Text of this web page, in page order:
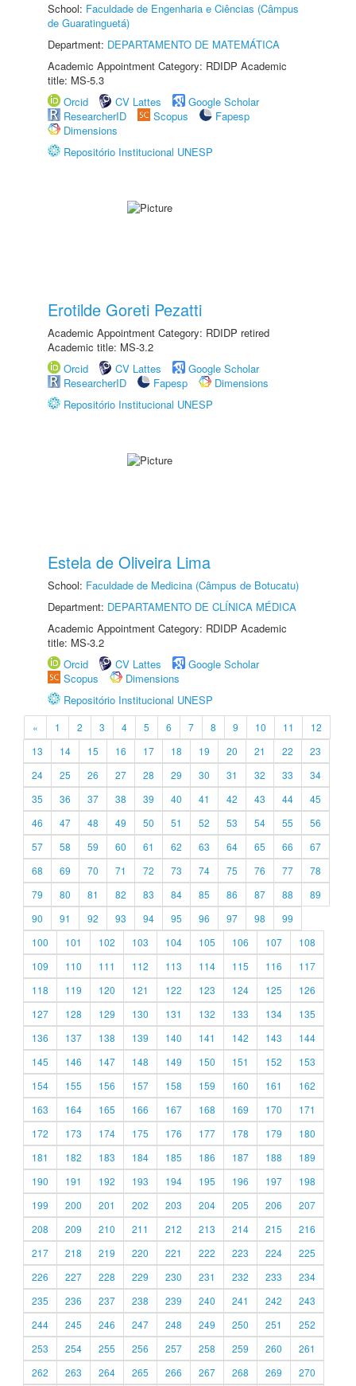
School: Faculdade de Engenharia e Ciências (Câmpus
de Guaratinguetá)
Department: DEPARTAMENTO DE MATEMÁTICA
Academic Appointment Category: RDIDP Academic
title: MS-5.3
Orcid
CV Lattes
Google Scholar
ResearcherID
Scopus
Fapesp
Dimensions
Repositório Institucional UNESP
Erotilde Goreti Pezatti
Academic Appointment Category: RDIDP retired
Academic title: MS-3.2
Orcid
CV Lattes
Google Scholar
ResearcherID
Fapesp
Dimensions
Repositório Institucional UNESP
Estela de Oliveira Lima
School: Faculdade de Medicina (Câmpus de Botucatu)
Department: DEPARTAMENTO DE CLÍNICA MÉDICA
Academic Appointment Category: RDIDP Academic
title: MS-3.2
Orcid
CV Lattes
Google Scholar
Scopus
Dimensions
Repositório Institucional UNESP
« 1 2 3 4 5 6 7 8 9 10 11
12
13
14 15 16 17 18 19 20 21 22
23
24
25 26 27 28 29 30 31 32 33
34
35
36 37 38 39 40 41 42 43 44
45
46
47 48 49 50 51 52 53 54 55
56
57
58 59 60 61 62 63 64 65 66
67
68
69 70 71 72 73 74 75 76 77
78
79
80 81 82 83 84 85 86 87 88
89
90
91 92 93 94 95 96 97 98
99
100
101 102 103 104 105 106 107
108
109
110 111 112 113 114 115 116
117
118
119 120 121 122 123 124 125
126
127
128 129 130 131 132 133 134
135
136
137 138 139 140 141 142 143
144
145
146 147 148 149 150 151 152
153
154
155 156 157 158 159 160 161
162
163
164 165 166 167 168 169 170
171
172
173 174 175 176 177 178 179
180
181
182 183 184 185 186 187 188
189
190
191 192 193 194 195 196 197
198
199
200 201 202 203 204 205 206
207
208
209 210 211 212 213 214 215
216
217
218 219 220 221 222 223 224
225
226
227 228 229 230 231 232 233
234
235
236 237 238 239 240 241 242
243
244
245 246 247 248 249 250 251
252
253
254 255 256 257 258 259 260
261
262
263 264 265 266 267 268 269 270